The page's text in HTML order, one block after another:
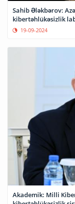
Sahib Ələkbərov:
kibertəhlükəsizlik
19-09-2024
Akademik: Milli